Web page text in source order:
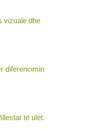
vizuale dhe
diferencimin
të ulët.